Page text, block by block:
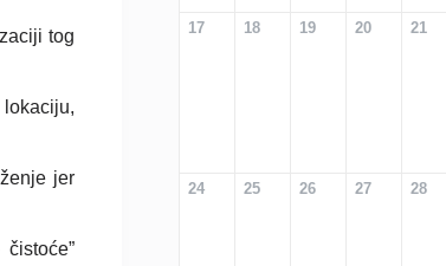
tog
jer
17 18 19 20 21
24 25 26 27 28